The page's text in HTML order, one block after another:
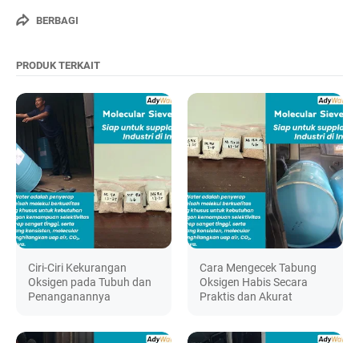
BERBAGI
PRODUK TERKAIT
Ciri-Ciri Kekurangan
Oksigen pada Tubuh dan
Penanganannya
Cara Mengecek Tabung
Oksigen Habis Secara
Praktis dan Akurat